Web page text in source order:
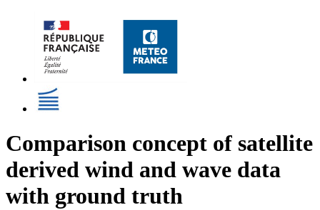
Comparison concept of satellite
derived wind and wave data
with ground truth